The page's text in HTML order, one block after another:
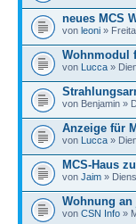
neues MCS
von leoni »
Wohnmodul
von Lucca »
von Benjamin »
Anzeige für
von Lucca »
MCS-Haus
von Jaim »
Wohnung
von CSN Info »